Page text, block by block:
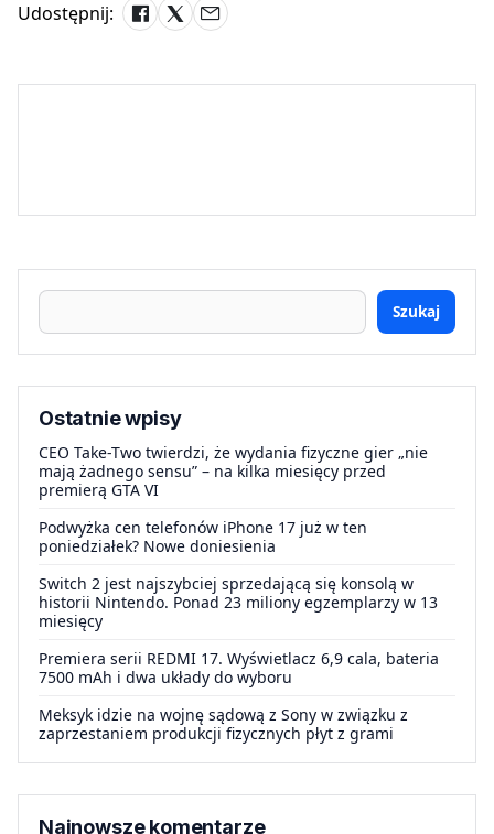
Udostępnij:
Szukaj
Ostatnie wpisy
CEO Take-Two twierdzi, że wydania fizyczne gier „nie
mają żadnego sensu” – na kilka miesięcy przed
premierą GTA VI
Podwyżka cen telefonów iPhone 17 już w ten
poniedziałek? Nowe doniesienia
Switch 2 jest najszybciej sprzedającą się konsolą w
historii Nintendo. Ponad 23 miliony egzemplarzy w 13
miesięcy
Premiera serii REDMI 17. Wyświetlacz 6,9 cala, bateria
7500 mAh i dwa układy do wyboru
Meksyk idzie na wojnę sądową z Sony w związku z
zaprzestaniem produkcji fizycznych płyt z grami
Najnowsze komentarze